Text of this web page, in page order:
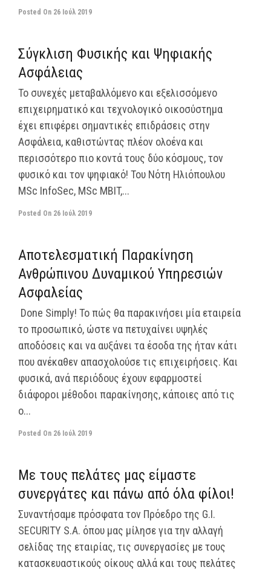
Posted On 26 Ιούλ 2019
Σύγκλιση Φυσικής και Ψηφιακής
Ασφάλειας
Το συνεχές μεταβαλλόμενο και εξελισσόμενο
επιχειρηματικό και τεχνολογικό οικοσύστημα
έχει επιφέρει σημαντικές επιδράσεις στην
Ασφάλεια, καθιστώντας πλέον ολοένα και
περισσότερο πιο κοντά τους δύο κόσμους, τον
φυσικό και τον ψηφιακό! Του Νότη Ηλιόπουλου
MSc InfoSec, MSc MBIT,...
Posted On 26 Ιούλ 2019
Αποτελεσματική Παρακίνηση
Ανθρώπινου Δυναμικού Υπηρεσιών
Ασφαλείας
Done Simply! Το πώς θα παρακινήσει μία εταιρεία
το προσωπικό, ώστε να πετυχαίνει υψηλές
αποδόσεις και να αυξάνει τα έσοδα της ήταν κάτι
που ανέκαθεν απασχολούσε τις επιχειρήσεις. Και
φυσικά, ανά περιόδους έχουν εφαρμοστεί
διάφοροι μέθοδοι παρακίνησης, κάποιες από τις
ο...
Posted On 26 Ιούλ 2019
Με τους πελάτες μας είμαστε
συνεργάτες και πάνω από όλα φίλοι!
Συναντήσαμε πρόσφατα τον Πρόεδρο της G.I.
SECURITY S.A. όπου μας μίλησε για την αλλαγή
σελίδας της εταιρίας, τις συνεργασίες με τους
κατασκευαστικούς οίκους αλλά και τους πελάτες